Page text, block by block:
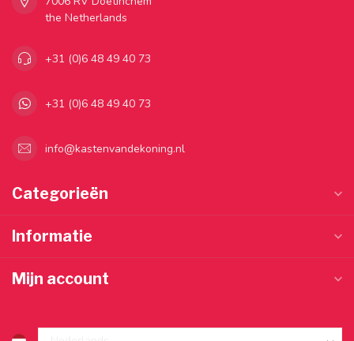
the Netherlands
+31 (0)6 48 49 40 73
+31 (0)6 48 49 40 73
info@kastenvandekoning.nl
Categorieën
Informatie
Mijn account